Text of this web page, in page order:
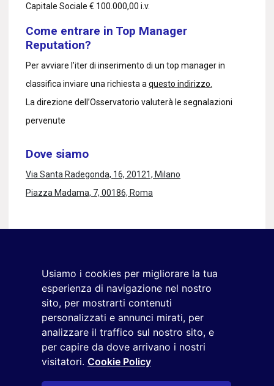
Usiamo i cookies per migliorare la tua
esperienza di navigazione nel nostro
sito, per mostrarti contenuti
personalizzati e annunci mirati, per
analizzare il traffico sul nostro sito, e
per capire da dove arrivano i nostri
visitatori. Cookie Policy
Capitale Sociale € 100.000,00 i.v.
Come entrare in Top Manager
Reputation?
Per avviare l’iter di inserimento di un top manager in
classifica inviare una richiesta a questo indirizzo.
La direzione dell’Osservatorio valuterà le segnalazioni
pervenute
Dove siamo
Via Santa Radegonda, 16, 20121, Milano
Piazza Madama, 7, 00186, Roma
+39 02 9285 01
osservatorio.topmanager@reputationmanager.it
Copyright ©2026 Reputation Manager S.p.A. Società
Benefit | All rights reserved |Login
policy|Cookie policy|Cookie settings